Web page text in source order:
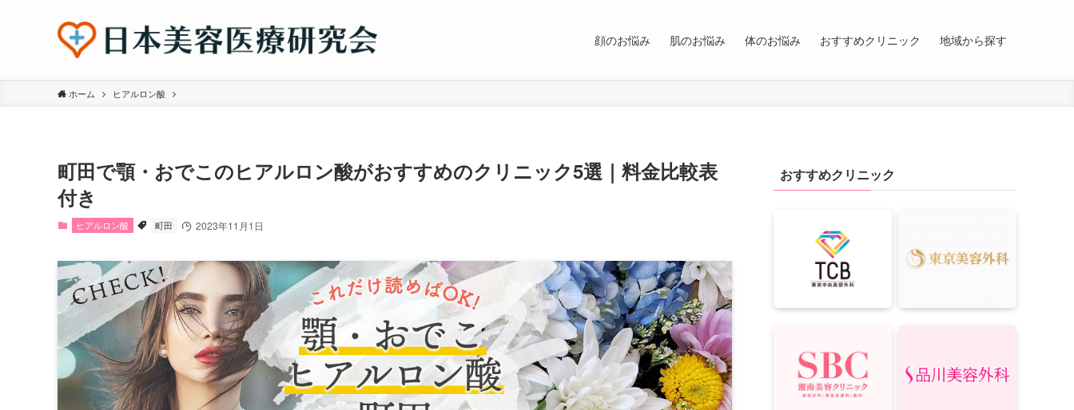
顔のお悩み 肌のお悩み 体のお悩み おすすめクリニック 地域から探す
ホーム ヒアルロン酸
町田で顎・おでこのヒアルロン酸がおすすめのクリニック5選｜料金比較表
付き
ヒアルロン酸 町田 2023年11月1日
おすすめクリニック